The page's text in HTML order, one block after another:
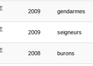
2009 gendarmes
2009 seigneurs
2008 burons